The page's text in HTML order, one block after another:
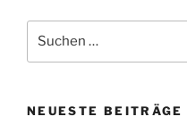
nach:
NEUESTE BEITRÄGE